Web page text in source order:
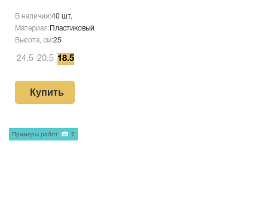
В наличии:40 шт.
Материал: Пластиковый
Высота, см:25
24.5 20.5 18.5
Купить
Примеры работ 7